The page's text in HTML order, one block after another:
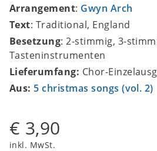
Arrangement: Gwyn Arch
Text: Traditional, England
Besetzung: 2-stimmig, 3-
Tasteninstrumenten
Lieferumfang: Chor-
Aus: 5 christmas songs (vol. 2)
€ 3,90
inkl. MwSt.